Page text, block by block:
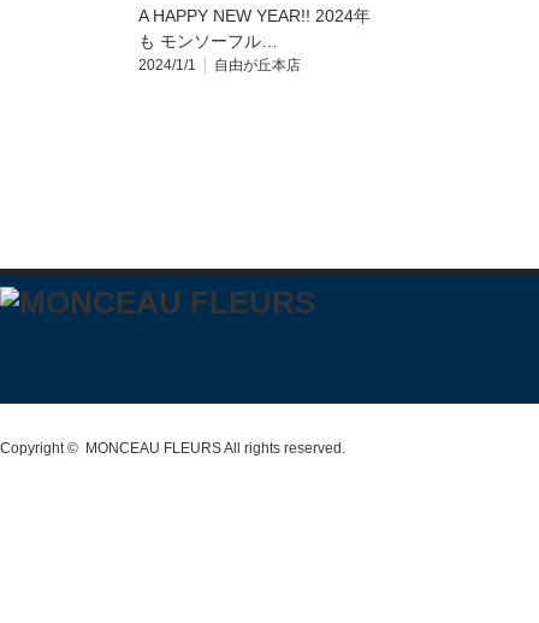
A HAPPY NEW YEAR!! 2024年
も モンソーフル…
2024/1/1 自由が丘本店
Copyright © MONCEAU FLEURSAll rights reserved.